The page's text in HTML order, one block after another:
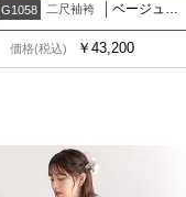
G1058 二尺袖袴 ベージュ 扇面に菊
価格(税込) ￥43,200